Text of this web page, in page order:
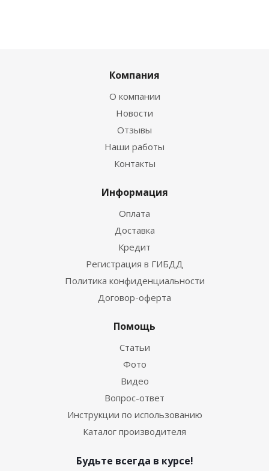
Компания
О компании
Новости
Отзывы
Наши работы
Контакты
Информация
Оплата
Доставка
Кредит
Регистрация в ГИБДД
Политика конфиденциальности
Договор-оферта
Помощь
Статьи
Фото
Видео
Вопрос-ответ
Инструкции по использованию
Каталог производителя
Будьте всегда в курсе!